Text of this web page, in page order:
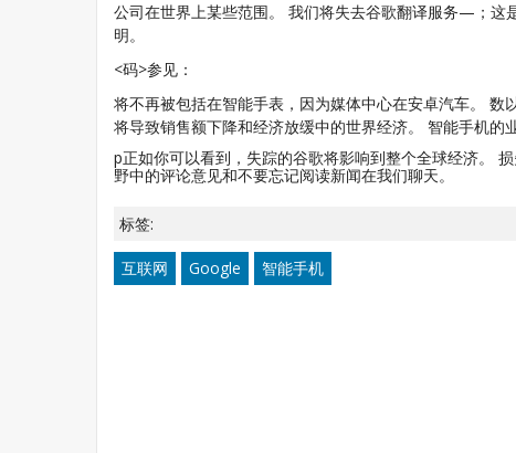
公司在世界上某些范围。 我们将失去谷歌翻译服务—；这
明。
<码>参见：
将不再被包括在智能手表，因为媒体中心在安卓汽车。
将导致销售额下降和经济放缓中的世界经济。 智能手机的
p正如你可以看到，失踪的谷歌将影响到整个全球经济。
野中的评论意见和不要忘记阅读新闻在我们聊天。
标签:
互联网 Google 智能手机